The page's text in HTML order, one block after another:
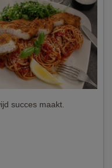
succes maakt.